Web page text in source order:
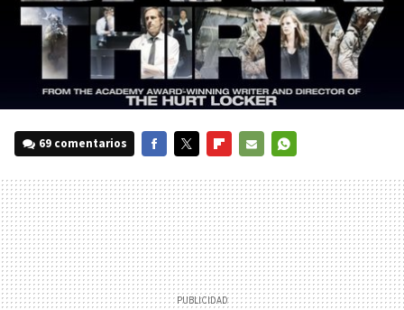
69 comentarios
MAIL